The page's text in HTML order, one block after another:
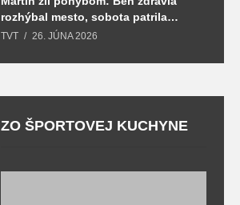
rozhýbal mesto, sobota patrila
zdraviu a prevencii
TVT 26. JÚNA 2026
ZO ŠPORTOVEJ KUCHYNE